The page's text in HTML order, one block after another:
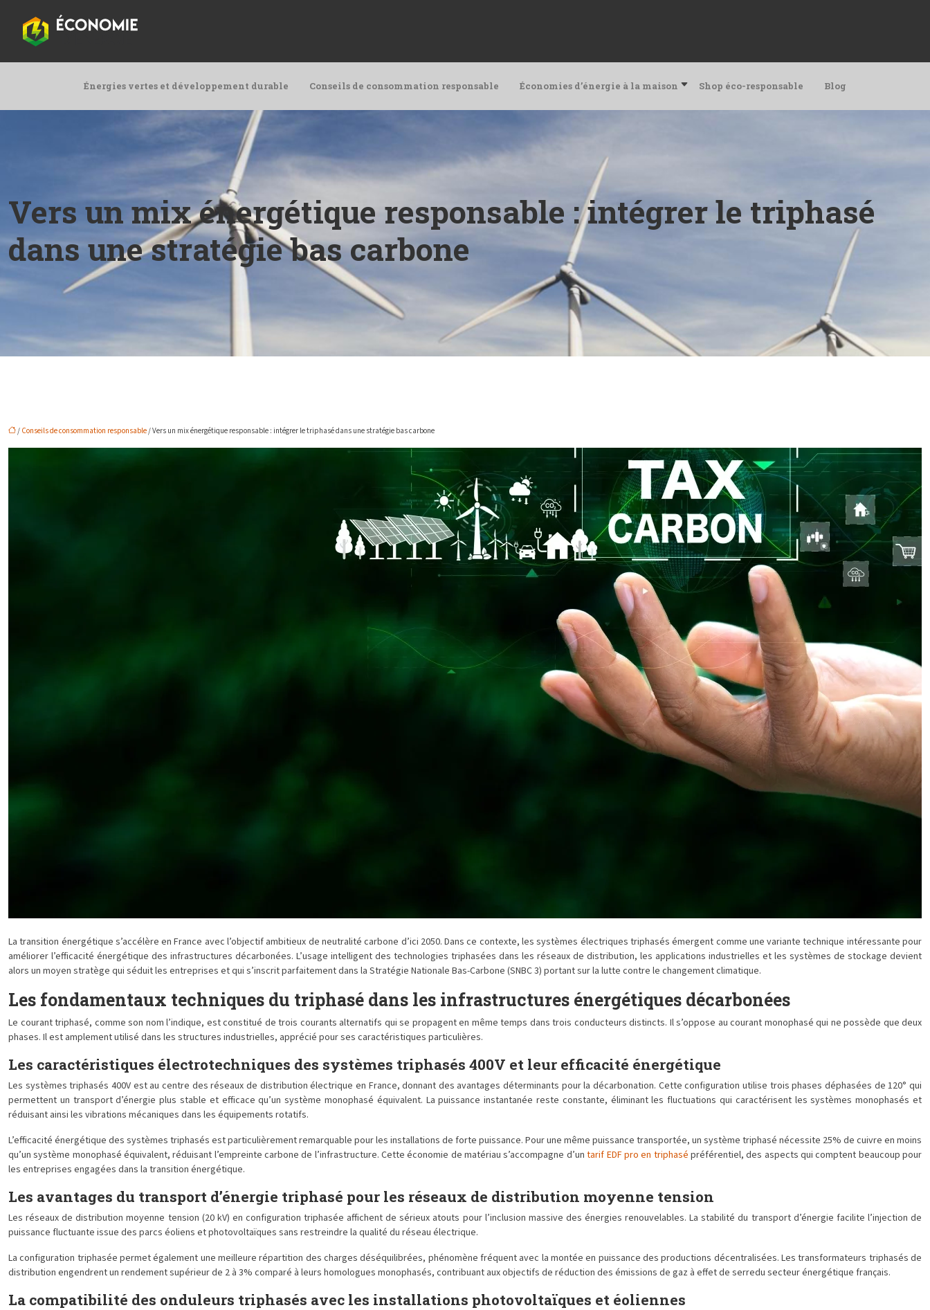
Énergies vertes et développement durable Conseils de consommation responsable Économies d’énergie à la maison Shop éco-responsable Blog
Vers un mix énergétique responsable : intégrer le triphasé
dans une stratégie bas carbone
/ Conseils de consommation responsable/ Vers un mix énergétique responsable : intégrer le triphasé dans une stratégie bas carbone
La transition énergétique s’accélère en France avec l’objectif ambitieux de neutralité carbone d’ici 2050. Dans ce contexte, les systèmes électriques triphasés émergent comme une variante technique intéressante pour
améliorer l’efficacité énergétique des infrastructures décarbonées. L’usage intelligent des technologies triphasées dans les réseaux de distribution, les applications industrielles et les systèmes de stockage devient
alors un moyen stratège qui séduit les entreprises et qui s’inscrit parfaitement dans la Stratégie Nationale Bas-Carbone (SNBC 3) portant sur la lutte contre le changement climatique.
Les fondamentaux techniques du triphasé dans les infrastructures énergétiques décarbonées
Le courant triphasé, comme son nom l’indique, est constitué de trois courants alternatifs qui se propagent en même temps dans trois conducteurs distincts. Il s’oppose au courant monophasé qui ne possède que deux
phases. Il est amplement utilisé dans les structures industrielles, apprécié pour ses caractéristiques particulières.
Les caractéristiques électrotechniques des systèmes triphasés 400V et leur efficacité énergétique
Les systèmes triphasés 400V est au centre des réseaux de distribution électrique en France, donnant des avantages déterminants pour la décarbonation. Cette configuration utilise trois phases déphasées de 120° qui
permettent un transport d’énergie plus stable et efficace qu’un système monophasé équivalent. La puissance instantanée reste constante, éliminant les fluctuations qui caractérisent les systèmes monophasés et
réduisant ainsi les vibrations mécaniques dans les équipements rotatifs.
L’efficacité énergétique des systèmes triphasés est particulièrement remarquable pour les installations de forte puissance. Pour une même puissance transportée, un système triphasé nécessite 25% de cuivre en moins
qu’un système monophasé équivalent, réduisant l’empreinte carbone de l’infrastructure. Cette économie de matériau s’accompagne d’untarif EDF pro en triphasé préférentiel, des aspects qui comptent beaucoup pour
les entreprises engagées dans la transition énergétique.
Les avantages du transport d’énergie triphasé pour les réseaux de distribution moyenne tension
Les réseaux de distribution moyenne tension (20 kV) en configuration triphasée affichent de sérieux atouts pour l’inclusion massive des énergies renouvelables. La stabilité du transport d’énergie facilite l’injection de
puissance fluctuante issue des parcs éoliens et photovoltaïques sans restreindre la qualité du réseau électrique.
La configuration triphasée permet également une meilleure répartition des charges déséquilibrées, phénomène fréquent avec la montée en puissance des productions décentralisées. Les transformateurs triphasés de
distribution engendrent un rendement supérieur de 2 à 3% comparé à leurs homologues monophasés, contribuant aux objectifs de réduction des émissions de gaz à effet de serredu secteur énergétique français.
La compatibilité des onduleurs triphasés avec les installations photovoltaïques et éoliennes